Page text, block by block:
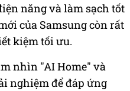
năng và làm sạch tốt
của Samsung còn rất
kiệm tối ưu.
nhìn "AI Home" và
nghiệm để đáp ứng